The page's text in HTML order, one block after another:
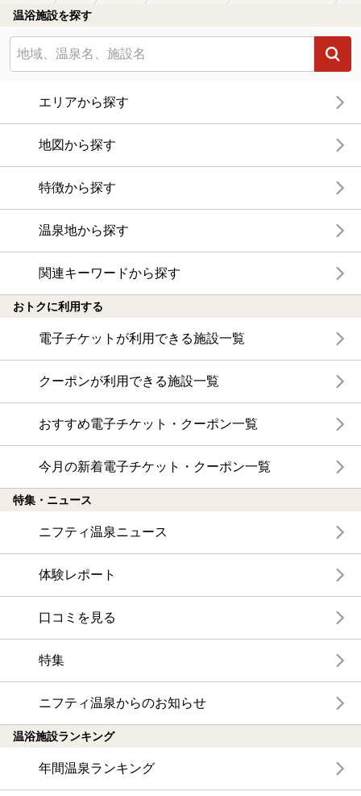
温浴施設を探す
エリアから探す
地図から探す
特徴から探す
温泉地から探す
関連キーワードから探す
おトクに利用する
電子チケットが利用できる施設一覧
クーポンが利用できる施設一覧
おすすめ電子チケット・クーポン一覧
今月の新着電子チケット・クーポン一覧
特集・ニュース
ニフティ温泉ニュース
体験レポート
口コミを見る
特集
ニフティ温泉からのお知らせ
温浴施設ランキング
年間温泉ランキング